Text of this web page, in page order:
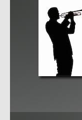
ČLENOVIA
VYSTÚPENIA